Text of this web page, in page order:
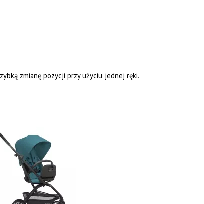
zmianę pozycji przy użyciu jednej ręki.